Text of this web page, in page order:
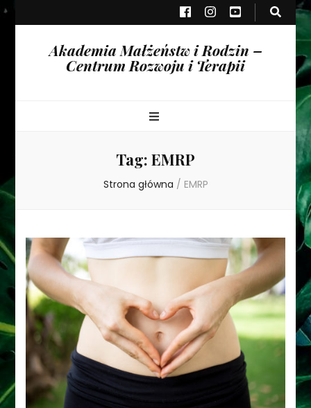
Akademia Małżeństw i Rodzin –
Centrum Rozwoju i Terapii
Tag: EMRP
Strona główna / EMRP